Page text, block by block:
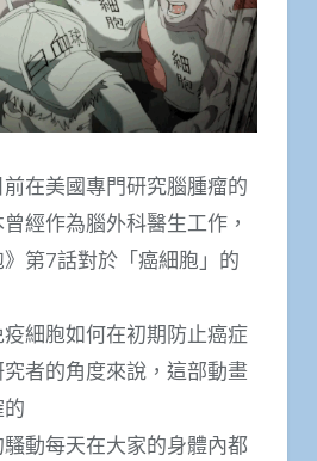
在美國專門研究腦腫瘤的
經作為腦外科醫生工作，
第7話對於「癌細胞」的
細胞如何在初期防止癌症
者的角度來說，這部動畫
動每天在大家的身體內都